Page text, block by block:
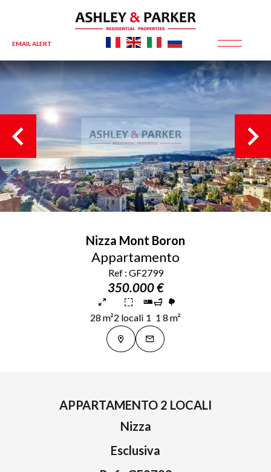
EMAIL ALERT
Nizza Mont Boron
Appartamento
Ref : GF2799
350.000 €
28 m²2 locali 1 1 8 m²
APPARTAMENTO 2 LOCALI
Nizza
Esclusiva